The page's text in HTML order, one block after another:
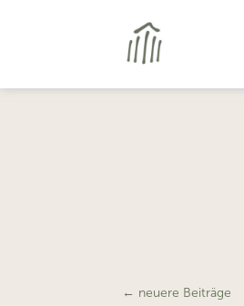
← neuere Beiträge